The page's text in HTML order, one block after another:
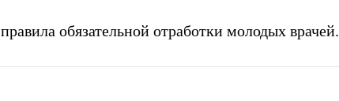
правила обязательной отработки молодых врачей.